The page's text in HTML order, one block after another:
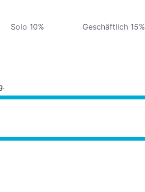
Solo 10% Geschäftlich 15%